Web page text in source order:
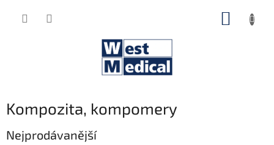
Kompozita, kompomery
Nejprodávanější